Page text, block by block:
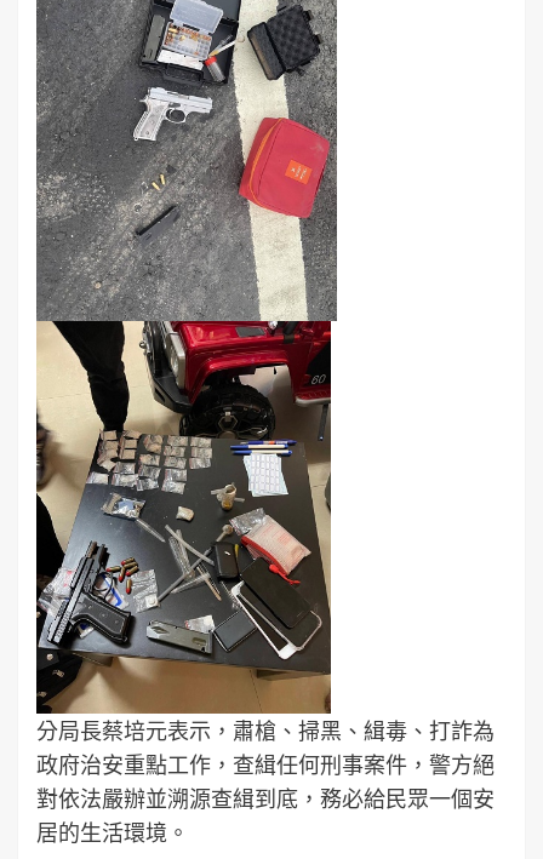
分局長蔡培元表示，肅槍、掃黑、緝毒、打詐為
政府治安重點工作，查緝任何刑事案件，警方絕
對依法嚴辦並溯源查緝到底，務必給民眾一個安
居的生活環境。